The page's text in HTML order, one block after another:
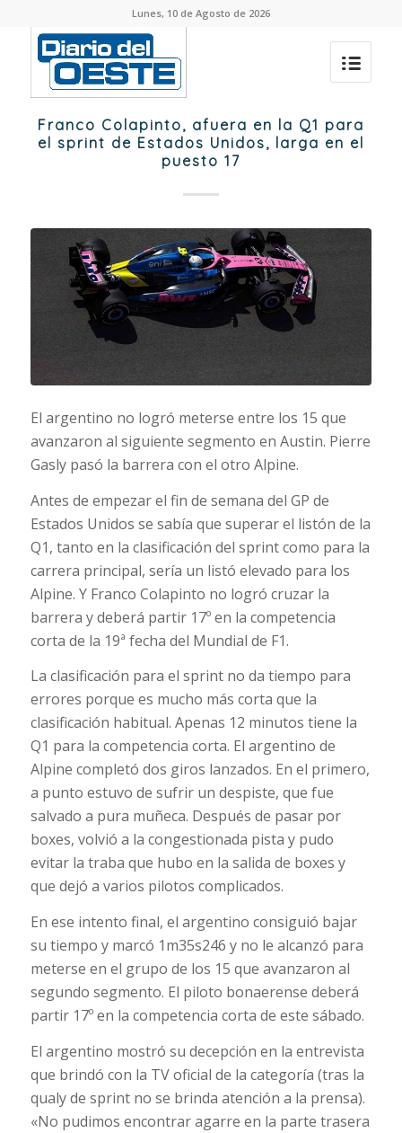
Lunes, 10 de Agosto de 2026
Franco Colapinto, afuera en la Q1 para
el sprint de Estados Unidos, larga en el
puesto 17
El argentino no logró meterse entre los 15 que
avanzaron al siguiente segmento en Austin. Pierre
Gasly pasó la barrera con el otro Alpine.
Antes de empezar el fin de semana del GP de
Estados Unidos se sabía que superar el listón de la
Q1, tanto en la clasificación del sprint como para la
carrera principal, sería un listó elevado para los
Alpine. Y Franco Colapinto no logró cruzar la
barrera y deberá partir 17º en la competencia
corta de la 19ª fecha del Mundial de F1.
La clasificación para el sprint no da tiempo para
errores porque es mucho más corta que la
clasificación habitual. Apenas 12 minutos tiene la
Q1 para la competencia corta. El argentino de
Alpine completó dos giros lanzados. En el primero,
a punto estuvo de sufrir un despiste, que fue
salvado a pura muñeca. Después de pasar por
boxes, volvió a la congestionada pista y pudo
evitar la traba que hubo en la salida de boxes y
que dejó a varios pilotos complicados.
En ese intento final, el argentino consiguió bajar
su tiempo y marcó 1m35s246 y no le alcanzó para
meterse en el grupo de los 15 que avanzaron al
segundo segmento. El piloto bonaerense deberá
partir 17º en la competencia corta de este sábado.
El argentino mostró su decepción en la entrevista
que brindó con la TV oficial de la categoría (tras la
qualy de sprint no se brinda atención a la prensa).
«No pudimos encontrar agarre en la parte trasera